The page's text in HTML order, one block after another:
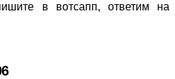
в вотсапп, ответим на